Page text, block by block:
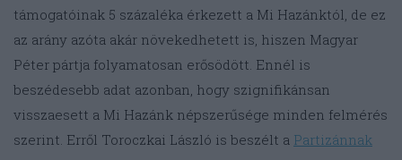
támogatóinak 5 százaléka érkezett a Mi Hazánktól, de ez
az arány azóta akár növekedhetett is, hiszen Magyar
Péter pártja folyamatosan erősödött. Ennél is
beszédesebb adat azonban, hogy szignifikánsan
visszaesett a Mi Hazánk népszerűsége minden felmérés
szerint. Erről Toroczkai László is beszélt a Partizánnak